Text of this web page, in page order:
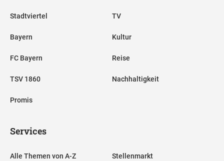
Stadtviertel
Bayern
FC Bayern
TSV 1860
Promis
TV
Kultur
Reise
Nachhaltigkeit
Services
Alle Themen von A-Z Stellenmarkt